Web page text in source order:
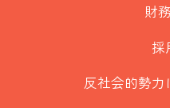
財
採
反社会的勢